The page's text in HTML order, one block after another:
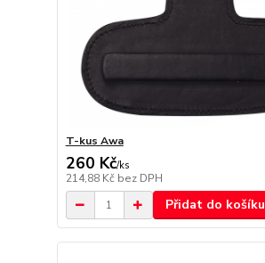
T-kus Awa
260 Kč/ks
214,88 Kč bez DPH
Přidat do košíku